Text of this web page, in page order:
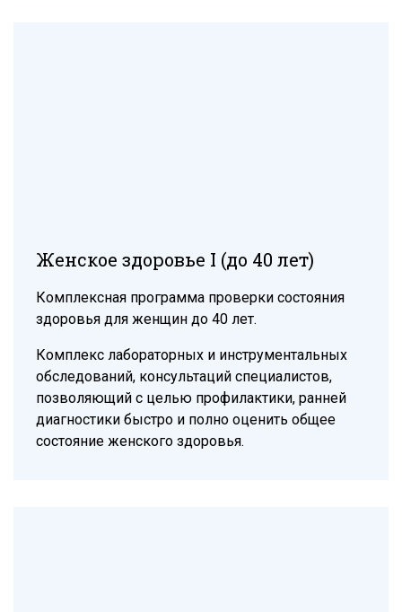
Женское здоровье I (до 40 лет)
Комплексная программа проверки состояния
здоровья для женщин до 40 лет.
Комплекс лабораторных и инструментальных
обследований, консультаций специалистов,
позволяющий с целью профилактики, ранней
диагностики быстро и полно оценить общее
состояние женского здоровья.